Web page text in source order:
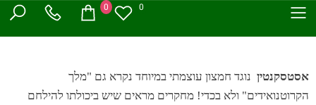
0 0
אסטסקנטין נוגד חמצון עוצמתי במיוחד נקרא גם "מלך
הקרוטנואידים" ולא בכדי! מחקרים מראים שיש ביכולתו להילחם